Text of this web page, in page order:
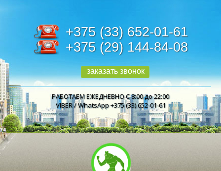
+375 (33) 652-01-61
+375 (29) 144-84-08
заказать звонок
РАБОТАЕМ ЕЖЕДНЕВНО С 8:00 до 22:00
VIBER / WhatsApp +375 (33) 652-01-61